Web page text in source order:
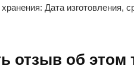
Дата изготовления,
отзыв об этом